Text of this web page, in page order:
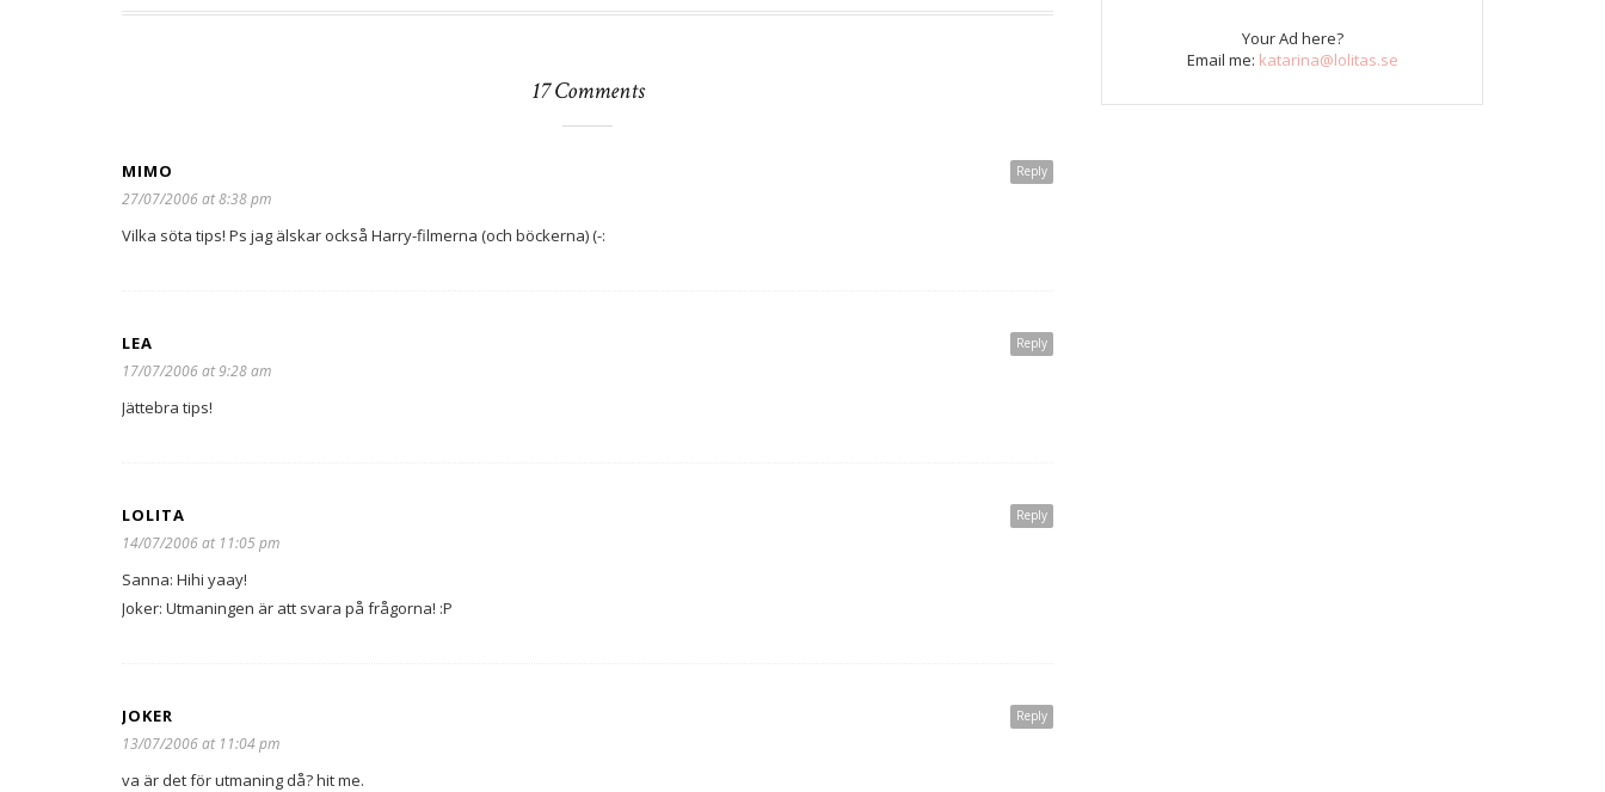
17 Comments
Reply
MIMO
27/07/2006 at 8:38 pm
Vilka söta tips! Ps jag älskar också Harry-filmerna (och böckerna) (-:
Reply
LEA
17/07/2006 at 9:28 am
Jättebra tips!
Reply
LOLITA
14/07/2006 at 11:05 pm
Sanna: Hihi yaay!
Joker: Utmaningen är att svara på frågorna! :P
Reply
JOKER
13/07/2006 at 11:04 pm
va är det för utmaning då? hit me.
Your Ad here?
Email me: katarina@lolitas.se